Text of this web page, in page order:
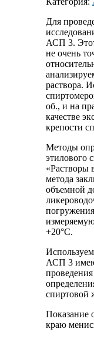
Для
АСП 3.
не очень
раствора.
об., и на
качестве
крепости
Методы
этилового
«Растворы
метода
объемной
+20°С.
АСП 3
проведения
спиртовой
Показание
краю